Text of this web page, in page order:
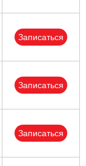
Записаться
Записаться
Записаться